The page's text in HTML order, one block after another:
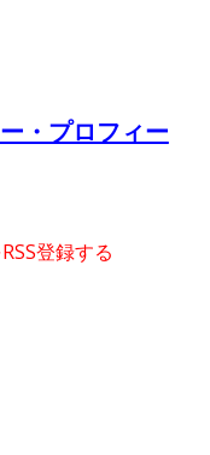
・プロフィー
登録する